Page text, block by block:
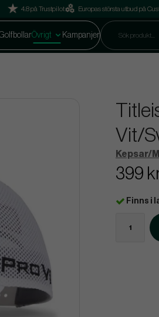
4.8 på Trustpilot Europas största utbud på
Övrigt Kampanjer
Vit/
Kepsar/
399
Finns i